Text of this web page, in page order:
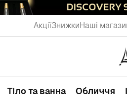
АкціїЗнижкиНаші
Тіло та ванна Обличчя